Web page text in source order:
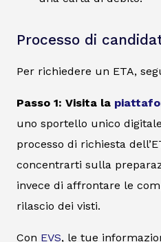
Processo di
Per richiedere un ETA,
Passo 1: Visita la
uno sportello unico
processo di richiesta
concentrarti sulla
invece di affrontare le
rilascio dei visti.
Con EVS, le tue